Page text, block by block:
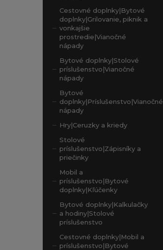
Cestovné doplnky|Bytové
doplnky|Grilovanie, piknik a
vonkajšie
prostredie|Vianočné
nápady
Bytové doplnky|Stolové
príslušenstvo|Vianočné
nápady
Bytové
doplnky|Príslušenstvo|Vianočné
nápady
Hry|Ceruzky a kriedy
Stolové
príslušenstvo|Zápisníky a
priečinky
Mobil a
príslušenstvo|Bytové
doplnky|Kľúčenky
Bytové doplnky|Kalkulačky
a hodiny|Stolové
príslušenstvo
Cestovné doplnky|Mobil a
príslušenstvo|Bytové